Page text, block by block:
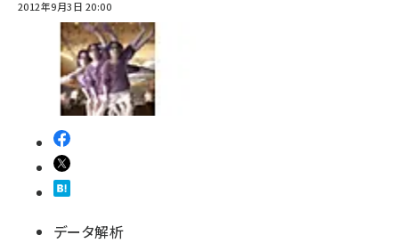
2012年9月3日 20:00
データ解析